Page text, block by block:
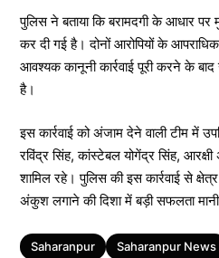
पुलिस ने बताया कि बरामदगी के आधार
कर दी गई है। दोनों आरोपियों के आपराधिक
आवश्यक कानूनी कार्रवाई पूरी करने के बाद
है।
इस कार्रवाई को अंजाम देने वाली टीम में
रविंद्र सिंह, कांस्टेबल योगेंद्र सिंह,
शामिल रहे। पुलिस की इस कार्रवाई से क्षेत्र
अंकुश लगाने की दिशा में बड़ी सफलता मानी
Tags
Saharanpur Saharanpur News